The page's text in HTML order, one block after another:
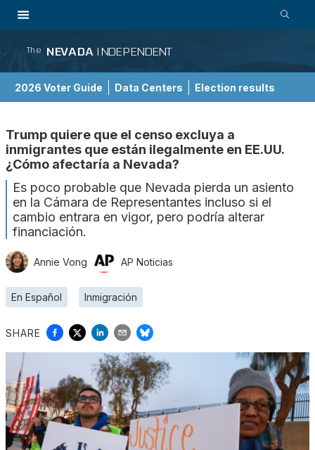
The NEVADA INDEPENDENT
2026 Voter Guide Data Centers Election results
Trump quiere que el censo excluya a
inmigrantes que están ilegalmente en EE.UU.
¿Cómo afectaría a Nevada?
Es poco probable que Nevada pierda un asiento
en la Cámara de Representantes incluso si el
cambio entrara en vigor, pero podría alterar
financiación.
Annie Vong AP Noticias
En Español Inmigración
SHARE